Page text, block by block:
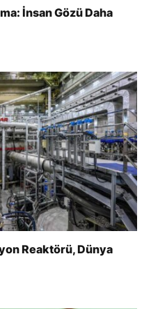
İnsan Gözü Daha
Reaktörü, Dünya